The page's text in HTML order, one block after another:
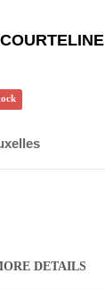
DETAILS